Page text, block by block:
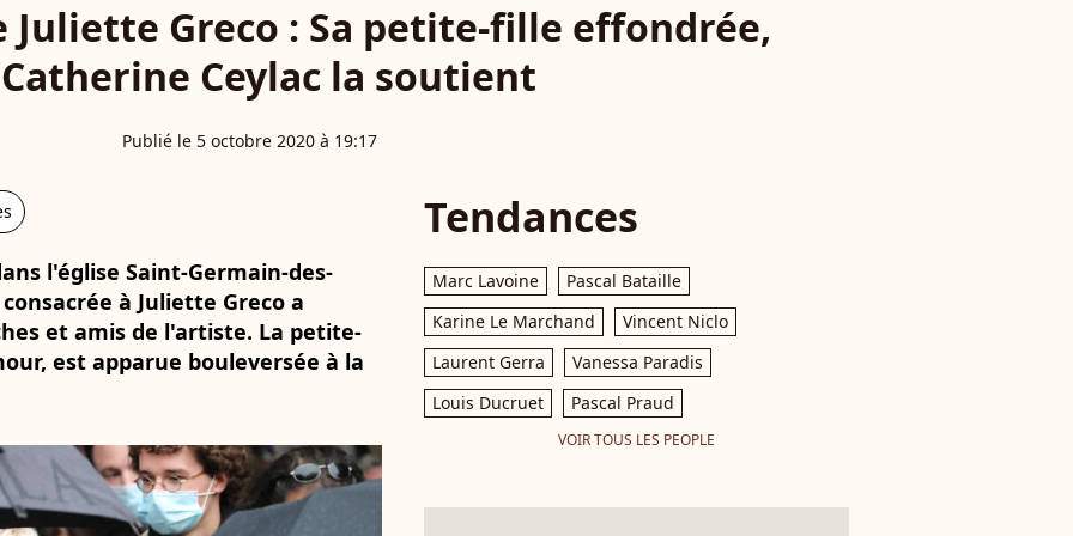
Juliette Greco : Sa petite-fille effondrée,
Catherine Ceylac la soutient
Publié le 5 octobre 2020 à 19:17
l'église Saint-Germain-des-
à Juliette Greco a
et amis de l'artiste. La petite-
est apparue bouleversée à la
Tendances
Marc Lavoine
Pascal Bataille
Karine Le Marchand
Vincent Niclo
Laurent Gerra
Vanessa Paradis
Louis Ducruet
Pascal Praud
VOIR TOUS LES PEOPLE